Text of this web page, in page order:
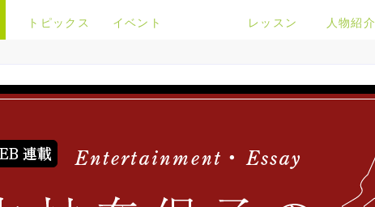
トピックス イベント レッスン 人物紹介